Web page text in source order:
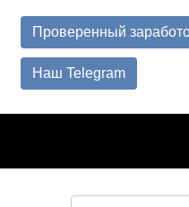
Проверенный
Наш Telegram